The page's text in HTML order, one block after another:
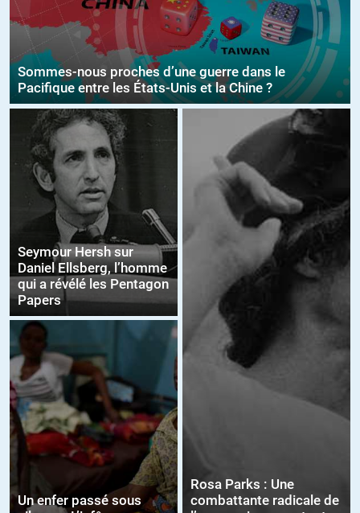
Sommes-nous proches d’une guerre dans le
Pacifique entre les États-Unis et la Chine ?
Seymour Hersh sur
Daniel Ellsberg, l’homme
qui a révélé les Pentagon
Papers
Un enfer passé sous
Rosa Parks : Une
combattante radicale de